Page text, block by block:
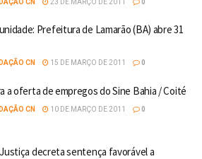
Prefeitura de Lamarão (BA) abre 31
CN 15 DE MARÇO DE 2011 0
a oferta de empregos do Sine Bahia / Coité
CN 10 DE MARÇO DE 2011 0
decreta sentença favorável a